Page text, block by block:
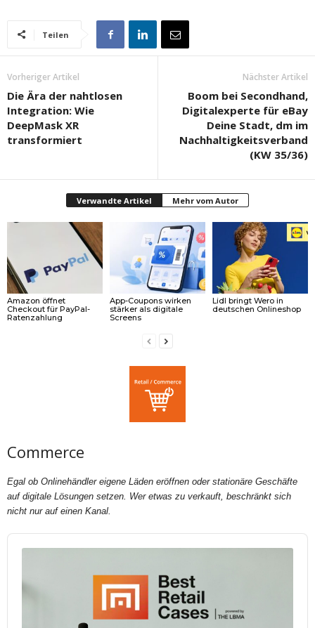
Teilen
Vorheriger Artikel
Die Ära der nahtlosen
Integration: Wie
DeepMask XR
transformiert
Nächster Artikel
Boom bei Secondhand,
Digitalexperte für eBay
Deine Stadt, dm im
Nachhaltigkeitsverband
(KW 35/36)
Verwandte Artikel Mehr vom Autor
Amazon öffnet
Checkout für PayPal-
Ratenzahlung
App-Coupons wirken
stärker als digitale
Screens
Lidl bringt Wero in
deutschen Onlineshop
Commerce
Egal ob Onlinehändler eigene Läden eröffnen oder stationäre Geschäfte
auf digitale Lösungen setzen. Wer etwas zu verkauft, beschränkt sich
nicht nur auf einen Kanal.
Audio
Player